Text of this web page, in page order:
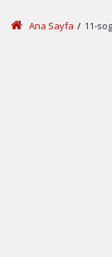
Ana Sayfa / 11-